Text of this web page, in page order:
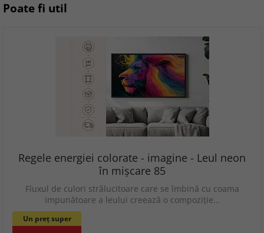
Poate fi util
Regele energiei colorate - imagine - Leul neon
în mișcare 85
Fluxul de culori strălucitoare care se îmbină cu coama
impunătoare a leului creează o compoziție…
Un preț super